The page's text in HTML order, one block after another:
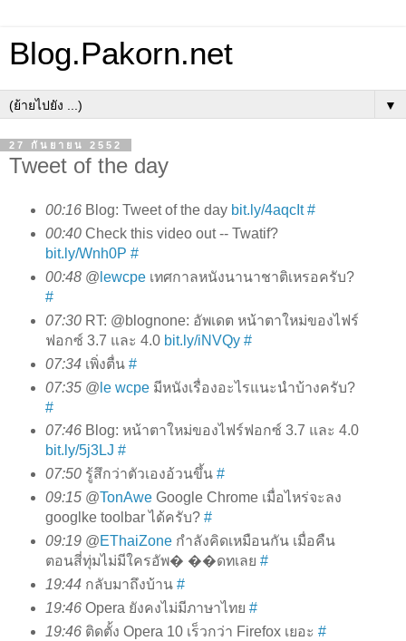
Blog.Pakorn.net
▼
27 กันยายน 2552
Tweet of the day
00:16Blog: Tweet of the day bit.ly/4aqcIt #
00:40Check this video out -- Twatif?
bit.ly/Wnh0P #
00:48@ lewcpeเทศกาลหนังนานาชาติเหรอครับ?
#
07:30RT: @blognone: อัพเดต หน้าตาใหม่ของไฟร์
ฟอกซ์ 3.7 และ 4.0 bit.ly/iNVQy #
07:34เพิ่งตื่น #
07:35@ le wcpeมีหนังเรื่องอะไรแนะนำบ้างครับ?
#
07:46Blog: หน้าตาใหม่ของไฟร์ฟอกซ์ 3.7 และ 4.0
bit.ly/5j3LJ #
07:50รู้สึกว่าตัวเองอ้วนขึ้น #
09:15@TonAweGoogle Chrome เมื่อไหร่จะลง
googlke toolbar ได้ครับ? #
09:19@EThaiZoneกำลังคิดเหมือนกัน เมื่อคืน
ตอนสี่ทุ่มไม่มีใครอัพ� ��ดทเลย #
19:44กลับมาถึงบ้าน #
19:46Opera ยังคงไม่มีภาษาไทย #
19:46ติดตั้ง Opera 10 เร็วกว่า Firefox เยอะ #